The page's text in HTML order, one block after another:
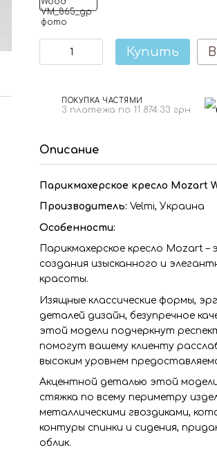
Купить
ПОКУПКА ЧАСТЯМИ
3 платежа по 11 874.33 грн
Описание
Парикмахерское кресло Mozart
Производитель: Velmi, Украина
Особенности:
Парикмахерское кресло Mozart
создания изысканного и
красоты.
Изящные классические формы,
деталей дизайн, безупречное
этой модели подчеркнут
помогут вашему клиенту
высоким уровнем
Акцентной деталью этой
стяжка по всему периметру
металлическими гвоздиками,
контуры спинки и сидения,
облик.